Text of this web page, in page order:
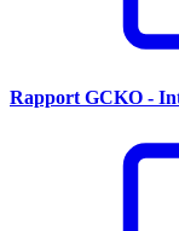
Rapport GCKO -